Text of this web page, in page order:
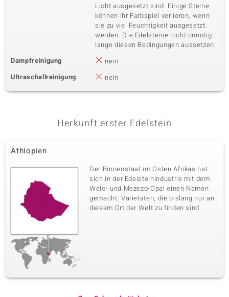
Licht ausgesetzt sind. Einige Steine
können ihr Farbspiel verlieren, wenn
sie zu viel Feuchtigkeit ausgesetzt
werden. Die Edelsteine nicht unnötig
lange diesen Bedingungen aussetzen.
Dampfreinigung
nein
Ultraschallreinigung
nein
Herkunft erster Edelstein
Äthiopien
Der Binnenstaat im Osten Afrikas hat
sich in der Edelsteinindustrie mit dem
Welo- und Mezezo-Opal einen Namen
gemacht: Varietäten, die bislang nur an
diesem Ort der Welt zu finden sind.